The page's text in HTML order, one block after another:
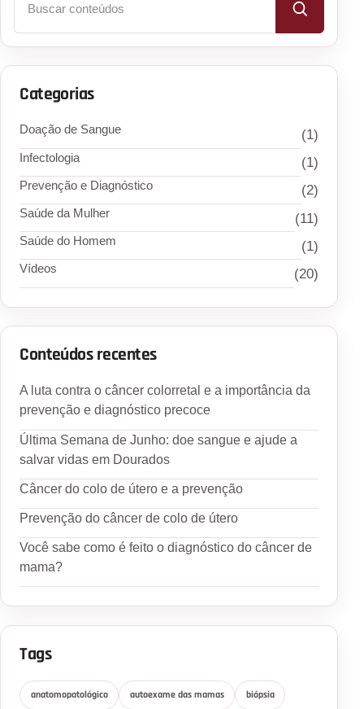
Categorias
Doação de Sangue (1)
Infectologia (1)
Prevenção e Diagnóstico (2)
Saúde da Mulher (11)
Saúde do Homem (1)
Vídeos (20)
Conteúdos recentes
A luta contra o câncer colorretal e a importância da
prevenção e diagnóstico precoce
Última Semana de Junho: doe sangue e ajude a
salvar vidas em Dourados
Câncer do colo de útero e a prevenção
Prevenção do câncer de colo de útero
Você sabe como é feito o diagnóstico do câncer de
mama?
Tags
anatomopatológico autoexame das mamas biópsia